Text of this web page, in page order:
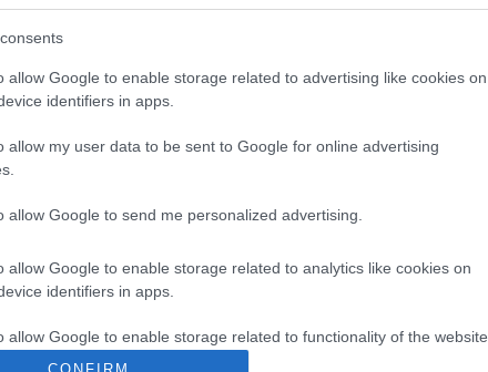
allow Google to enable storage related to advertising like cookies on
identifiers in apps.
allow my user data to be sent to Google for online advertising
allow Google to send me personalized advertising.
allow Google to enable storage related to analytics like cookies on
identifiers in apps.
allow Google to enable storage related to functionality of the website
készül Mohács a csata ötszázadik
A tengerfenék alatt négy
Spanyolország és Franciaország
legfontosabb terén
Fából épül Budakeszi új óvodája